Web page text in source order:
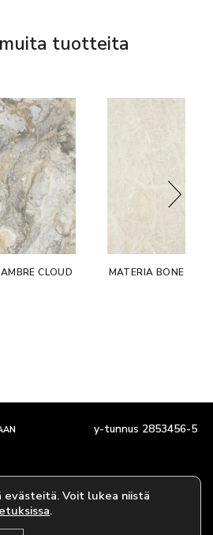
tuotteita
AMBRE CLOUD MATERIA BONE
y-tunnus 2853456-5
Voit lukea niistä
.